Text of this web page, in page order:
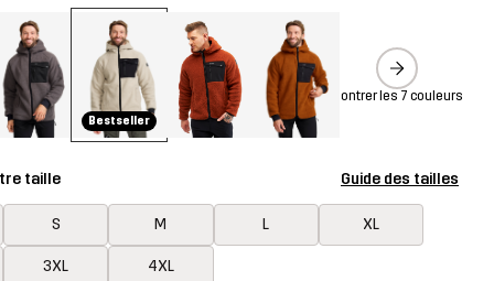
Bestseller
Montrer les 7 couleurs
taille Guide des tailles
S M L XL
3XL 4XL